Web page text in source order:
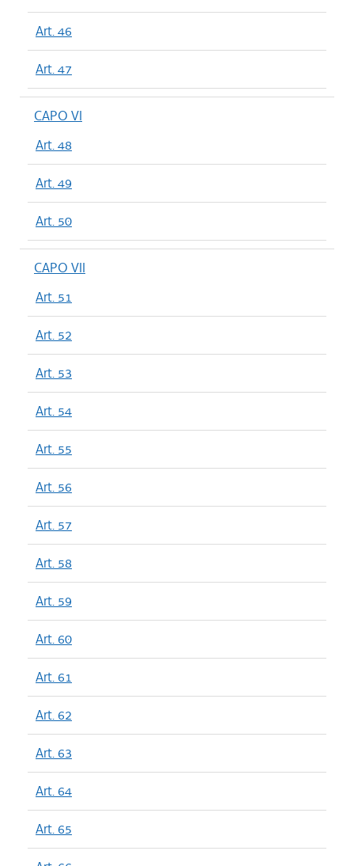
Art. 46
Art. 47
CAPO VI
Art. 48
Art. 49
Art. 50
CAPO VII
Art. 51
Art. 52
Art. 53
Art. 54
Art. 55
Art. 56
Art. 57
Art. 58
Art. 59
Art. 60
Art. 61
Art. 62
Art. 63
Art. 64
Art. 65